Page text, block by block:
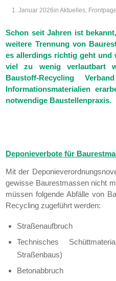
1. Januar 2026in Aktuelles
Schon seit Jahren ist
weitere Trennung von
es allerdings richtig geht und
viel zu wenig verlautbart
Baustoff-Recycling
Informationsmaterialien
notwendige Baustellenpraxis.
Deponieverbote für
Mit der
gewisse Baurestmassen nicht
müssen folgende Abfälle von
Recycling zugeführt werden:
Straßenaufbruch
Technisches
Straßenbaus)
Betonabbruch